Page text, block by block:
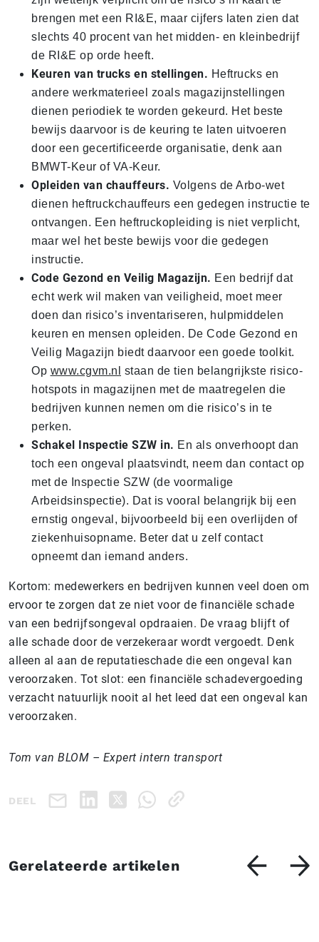
brengen met een RI&E, maar cijfers laten zien dat
slechts 40 procent van het midden- en kleinbedrijf
de RI&E op orde heeft.
Keuren van trucks en stellingen. Heftrucks en
andere werkmaterieel zoals magazijnstellingen
dienen periodiek te worden gekeurd. Het beste
bewijs daarvoor is de keuring te laten uitvoeren
door een gecertificeerde organisatie, denk aan
BMWT-Keur of VA-Keur.
Opleiden van chauffeurs. Volgens de Arbo-wet
dienen heftruckchauffeurs een gedegen instructie te
ontvangen. Een heftruckopleiding is niet verplicht,
maar wel het beste bewijs voor die gedegen
instructie.
Code Gezond en Veilig Magazijn. Een bedrijf dat
echt werk wil maken van veiligheid, moet meer
doen dan risico’s inventariseren, hulpmiddelen
keuren en mensen opleiden. De Code Gezond en
Veilig Magazijn biedt daarvoor een goede toolkit.
Op www.cgvm.nl
staan de tien belangrijkste risico-
hotspots in magazijnen met de maatregelen die
bedrijven kunnen nemen om die risico’s in te
perken.
Schakel Inspectie SZW in. En als onverhoopt dan
toch een ongeval plaatsvindt, neem dan contact op
met de Inspectie SZW (de voormalige
Arbeidsinspectie). Dat is vooral belangrijk bij een
ernstig ongeval, bijvoorbeeld bij een overlijden of
ziekenhuisopname. Beter dat u zelf contact
opneemt dan iemand anders.
Kortom: medewerkers en bedrijven kunnen veel doen om
ervoor te zorgen dat ze niet voor de financiële schade
van een bedrijfsongeval opdraaien. De vraag blijft of
alle schade door de verzekeraar wordt vergoedt. Denk
alleen al aan de reputatieschade die een ongeval kan
veroorzaken. Tot slot: een financiële schadevergoeding
verzacht natuurlijk nooit al het leed dat een ongeval kan
veroorzaken.
Tom van BLOM – Expert intern transport
DEEL
Gerelateerde artikelen